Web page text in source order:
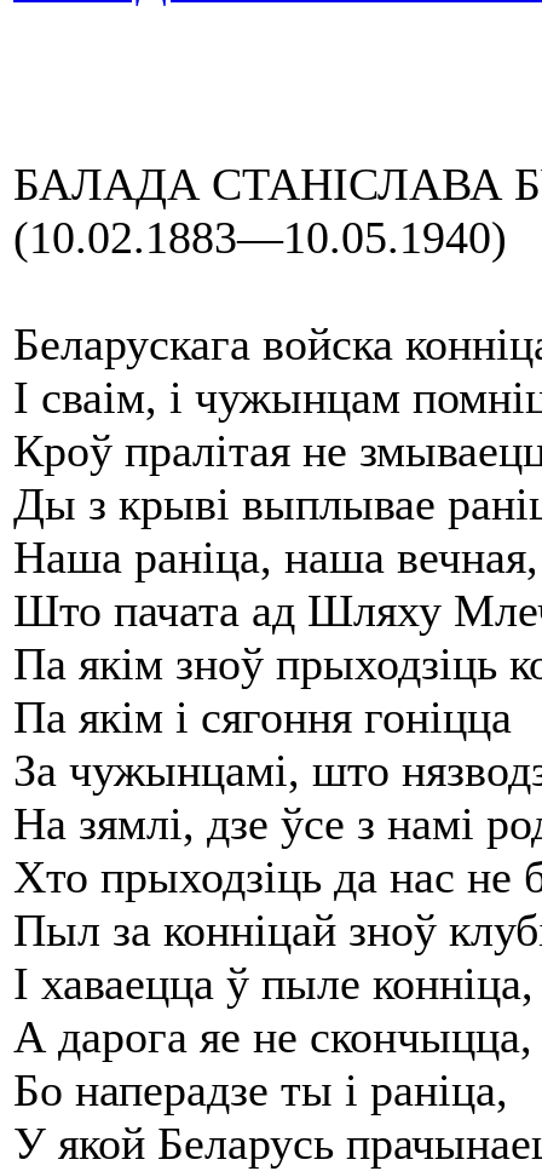
БАЛАДА СТАНІСЛАВА
(10.02.1883—10.05.1940)
Беларускага войска
І сваім, і чужынцам
Кроў пралітая не
Ды з крыві выплывае
Наша раніца, наша вечная,
Што пачата ад Шляху
Па якім зноў прыходзіць
Па якім і сягоння гоніцца
За чужынцамі, што
На зямлі, дзе ўсе з намі
Хто прыходзіць да нас не
Пыл за конніцай зноў
І хаваецца ў пыле конніца,
А дарога яе не скончыцца,
Бо наперадзе ты і раніца,
У якой Беларусь